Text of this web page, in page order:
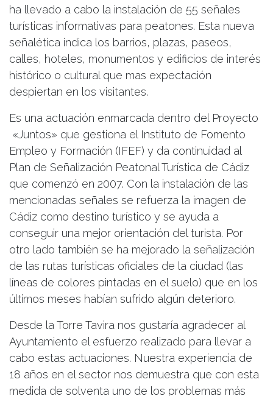
ha llevado a cabo la instalación de 55 señales
turísticas informativas para peatones. Esta nueva
señalética indica los barrios, plazas, paseos,
calles, hoteles, monumentos y edificios de interés
histórico o cultural que mas expectación
despiertan en los visitantes.
Es una actuación enmarcada dentro del Proyecto
«Juntos» que gestiona el Instituto de Fomento
Empleo y Formación (IFEF) y da continuidad al
Plan de Señalización Peatonal Turística de Cádiz
que comenzó en 2007. Con la instalación de las
mencionadas señales se refuerza la imagen de
Cádiz como destino turístico y se ayuda a
conseguir una mejor orientación del turista. Por
otro lado también se ha mejorado la señalización
de las rutas turísticas oficiales de la ciudad (las
líneas de colores pintadas en el suelo) que en los
últimos meses habían sufrido algún deterioro.
Desde la Torre Tavira nos gustaría agradecer al
Ayuntamiento el esfuerzo realizado para llevar a
cabo estas actuaciones. Nuestra experiencia de
18 años en el sector nos demuestra que con esta
medida de solventa uno de los problemas más